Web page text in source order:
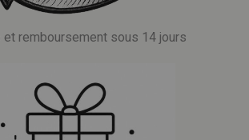
et remboursement sous 14 jours